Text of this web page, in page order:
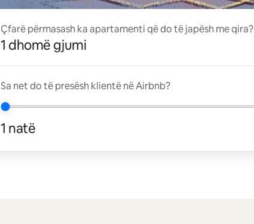
Çfarë përmasash ka apartamenti që do të japësh me qira?
1 dhomë gjumi
Sa net do të presësh klientë në Airbnb?
1 natë